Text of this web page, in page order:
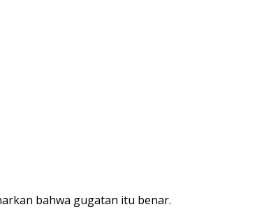
bahwa gugatan itu benar.